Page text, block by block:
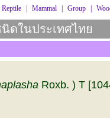
Reptile Mammal Group
ดในประเทศไทย
Roxb. ) T